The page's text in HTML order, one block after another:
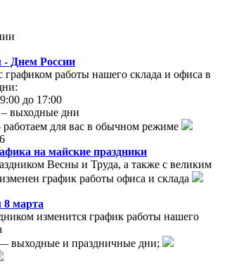
- Днем России
графиком работы нашего склада и офиса в
до 17:00
выходные дни
для вас в обычном режиме
на майские праздники
Весны и Труда, а также с великим
график работы офиса и склада
8 марта
изменится график работы нашего
выходные и праздничные дни;